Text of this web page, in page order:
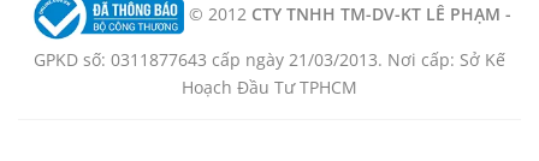
© 2012 CTY TNHH TM-DV-KT LÊ PHẠM -
GPKD số: 0311877643 cấp ngày 21/03/2013. Nơi cấp: Sở Kế
Hoạch Đầu Tư TPHCM